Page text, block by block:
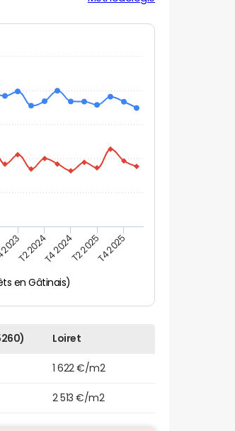
en Gâtinais)
T2 2024T4 2024T2 2025T4 2025
Loiret
1 622 €/m2
2 513 €/m2